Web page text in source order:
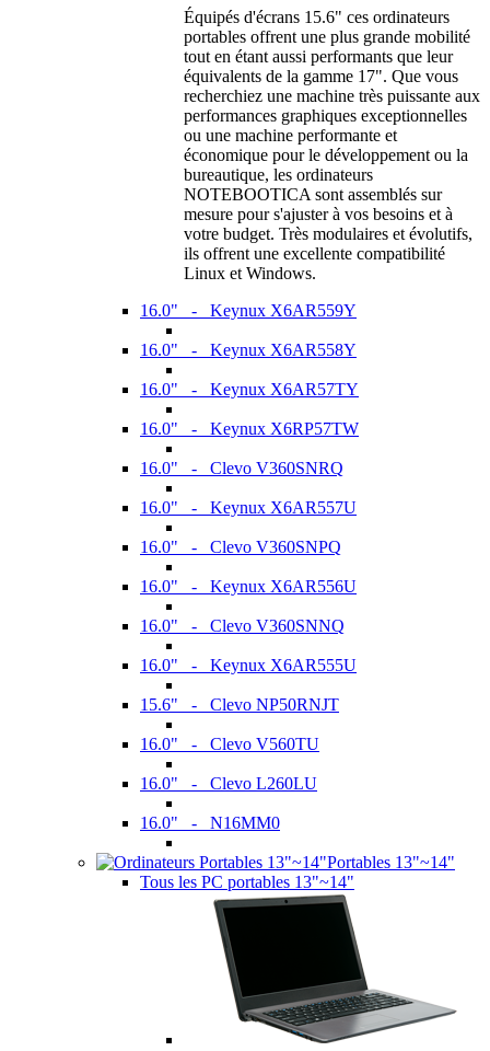
Équipés d'écrans 15.6" ces ordinateurs
portables offrent une plus grande mobilité
tout en étant aussi performants que leur
équivalents de la gamme 17". Que vous
recherchiez une machine très puissante aux
performances graphiques exceptionnelles
ou une machine performante et
économique pour le développement ou la
bureautique, les ordinateurs
NOTEBOOTICA sont assemblés sur
mesure pour s'ajuster à vos besoins et à
votre budget. Très modulaires et évolutifs,
ils offrent une excellente compatibilité
Linux et Windows.
16.0" - Keynux X6AR559Y
16.0" - Keynux X6AR558Y
16.0" - Keynux X6AR57TY
16.0" - Keynux X6RP57TW
16.0" - Clevo V360SNRQ
16.0" - Keynux X6AR557U
16.0" - Clevo V360SNPQ
16.0" - Keynux X6AR556U
16.0" - Clevo V360SNNQ
16.0" - Keynux X6AR555U
15.6" - Clevo NP50RNJT
16.0" - Clevo V560TU
16.0" - Clevo L260LU
16.0" - N16MM0
Portables 13"~14"
Tous les PC portables 13"~14"